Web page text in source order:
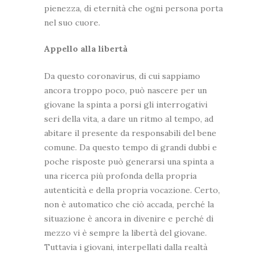
pienezza, di eternità che ogni persona porta
nel suo cuore.
Appello alla libertà
Da questo coronavirus, di cui sappiamo
ancora troppo poco, può nascere per un
giovane la spinta a porsi gli interrogativi
seri della vita, a dare un ritmo al tempo, ad
abitare il presente da responsabili del bene
comune. Da questo tempo di grandi dubbi e
poche risposte può generarsi una spinta a
una ricerca più profonda della propria
autenticità e della propria vocazione. Certo,
non è automatico che ciò accada, perché la
situazione è ancora in divenire e perché di
mezzo vi è sempre la libertà del giovane.
Tuttavia i giovani, interpellati dalla realtà